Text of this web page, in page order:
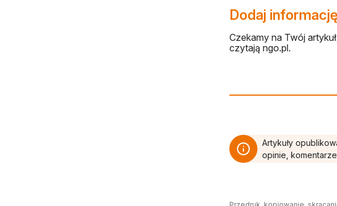
Dodaj
Czekamy na Twój
czytają ngo.pl.
Artykuły
opinie,